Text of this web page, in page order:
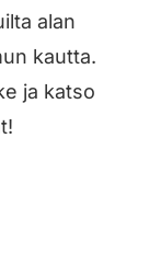
alan
kautta.
ja katso